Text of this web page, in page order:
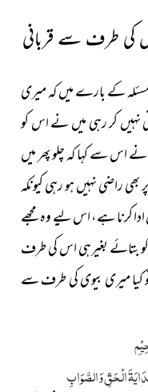
کی طرف سے قربانی
کے بارے میںکہ میری
کر رہی میں نے اس کو
اس سے کہا کہ چلو پھر میں
راضی نہیں ہو رہی کیونکہ
کرنا ہے، اس لیے وہ مجھے
بتائے بغیرہی اس کی طرف
کیا میری بیوی کی طرف سے
الْحَقِّ وَالصَّوَابِ